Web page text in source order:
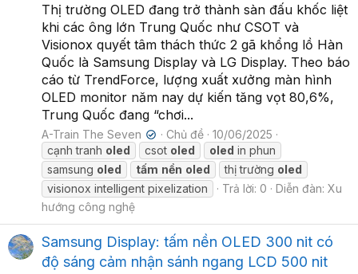
Thị trường OLED đang trở thành sàn đấu khốc liệt
khi các ông lớn Trung Quốc như CSOT và
Visionox quyết tâm thách thức 2 gã khổng lồ Hàn
Quốc là Samsung Display và LG Display. Theo báo
cáo từ TrendForce, lượng xuất xưởng màn hình
OLED monitor năm nay dự kiến tăng vọt 80,6%,
Trung Quốc đang “chơi...
A-Train The Seven ✔ Chủ đề
10/06/2025
cạnh tranh oled csot oled oled in phun
samsung oled tấm nền oled thị trường oled
visionox intelligent pixelization
Trả lời: 0 Diễn đàn: Xu
hướng công nghệ
Samsung Display: tấm nền OLED 300 nit có
độ sáng cảm nhận sánh ngang LCD 500 nit